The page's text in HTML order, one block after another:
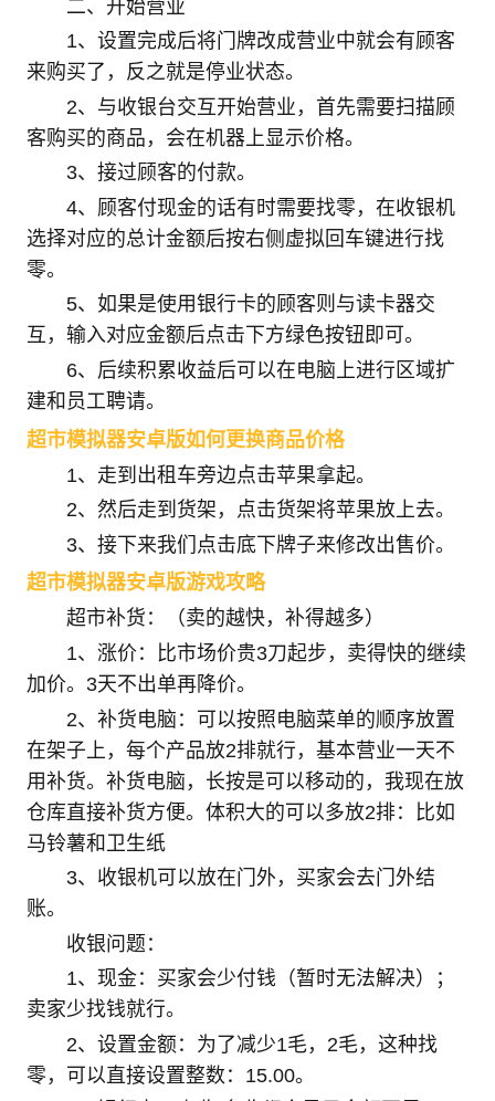
二、开始营业
1、设置完成后将门牌改成营业中就会有顾客
来购买了，反之就是停业状态。
2、与收银台交互开始营业，首先需要扫描顾
客购买的商品，会在机器上显示价格。
3、接过顾客的付款。
4、顾客付现金的话有时需要找零，在收银机
选择对应的总计金额后按右侧虚拟回车键进行找
零。
5、如果是使用银行卡的顾客则与读卡器交
互，输入对应金额后点击下方绿色按钮即可。
6、后续积累收益后可以在电脑上进行区域扩
建和员工聘请。
超市模拟器安卓版如何更换商品价格
1、走到出租车旁边点击苹果拿起。
2、然后走到货架，点击货架将苹果放上去。
3、接下来我们点击底下牌子来修改出售价。
超市模拟器安卓版游戏攻略
超市补货：（卖的越快，补得越多）
1、涨价：比市场价贵3刀起步，卖得快的继续
加价。3天不出单再降价。
2、补货电脑：可以按照电脑菜单的顺序放置
在架子上，每个产品放2排就行，基本营业一天不
用补货。补货电脑，长按是可以移动的，我现在放
仓库直接补货方便。体积大的可以多放2排：比如
马铃薯和卫生纸
3、收银机可以放在门外，买家会去门外结
账。
收银问题：
1、现金：买家会少付钱（暂时无法解决）；
卖家少找钱就行。
2、设置金额：为了减少1毛，2毛，这种找
零，可以直接设置整数：15.00。